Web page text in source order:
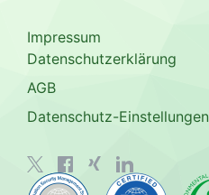
Impressum
Datenschutzerklärung
AGB
Datenschutz-Einstellungen